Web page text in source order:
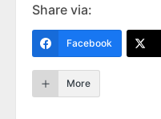
Share via:
Facebook
More